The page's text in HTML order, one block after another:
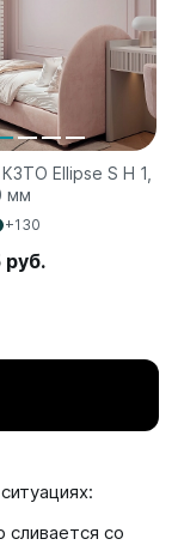
Ellipse S H 1,
мм
+130
руб.
со